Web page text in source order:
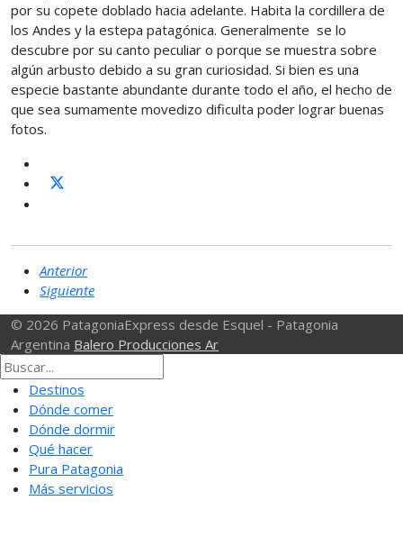
por su copete doblado hacia adelante. Habita la cordillera de
los Andes y la estepa patagónica. Generalmente se lo
descubre por su canto peculiar o porque se muestra sobre
algún arbusto debido a su gran curiosidad. Si bien es una
especie bastante abundante durante todo el año, el hecho de
que sea sumamente movedizo dificulta poder lograr buenas
fotos.
Anterior
Siguiente
© 2026 PatagoniaExpress desde Esquel - Patagonia
Argentina Balero Producciones Ar
Destinos
Dónde comer
Dónde dormir
Qué hacer
Pura Patagonia
Más servicios